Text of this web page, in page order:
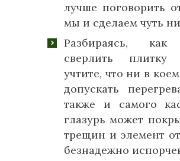
лучше поговорить
мы и сделаем чуть
Разбираясь, как
сверлить
учтите, что ни в
допускать
также и самого
глазурь может
трещин и элемент
безнадежно